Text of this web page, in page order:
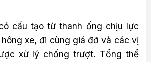
cấu tạo từ thanh ống chịu lực
xe, đi cùng giá đỡ và các vị
xử lý chống trượt. Tổng thể